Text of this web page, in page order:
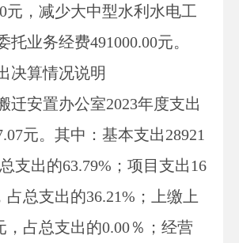
元，减少大中型水利水电工
托业务经费491000.00元。
决算情况说明
迁安置办公室2023年度支出
元。其中：基本支出28921
支出的63.79%；项目支出16
占总支出的36.21%；上缴上
，占总支出的0.00％；经营